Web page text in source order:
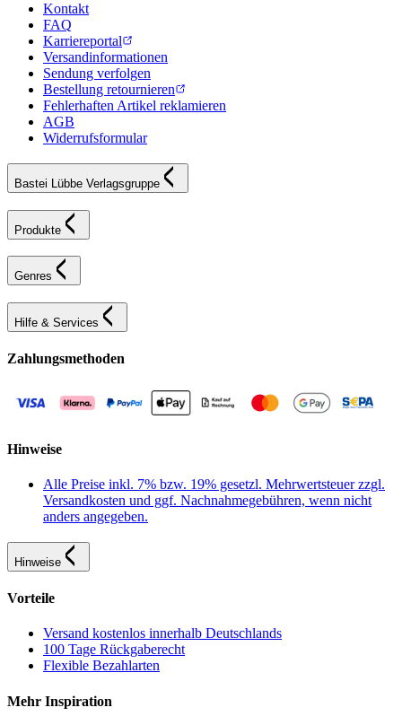
Kontakt
FAQ
Karriereportal
Versandinformationen
Sendung verfolgen
Bestellung retournieren
Fehlerhaften Artikel reklamieren
AGB
Widerrufsformular
Bastei Lübbe Verlagsgruppe
Produkte
Genres
Hilfe & Services
Zahlungsmethoden
Hinweise
Alle Preise inkl. 7% bzw. 19% gesetzl. Mehrwertsteuer zzgl.
Versandkosten und ggf. Nachnahmegebühren, wenn nicht
anders angegeben.
Hinweise
Vorteile
Versand kostenlos innerhalb Deutschlands
100 Tage Rückgaberecht
Flexible Bezahlarten
Mehr Inspiration